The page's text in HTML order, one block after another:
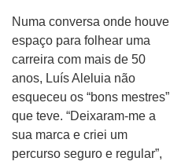
Numa conversa onde houve
espaço para folhear uma
carreira com mais de 50
anos, Luís Aleluia não
esqueceu os “bons mestres”
que teve. “Deixaram-me a
sua marca e criei um
percurso seguro e regular”,